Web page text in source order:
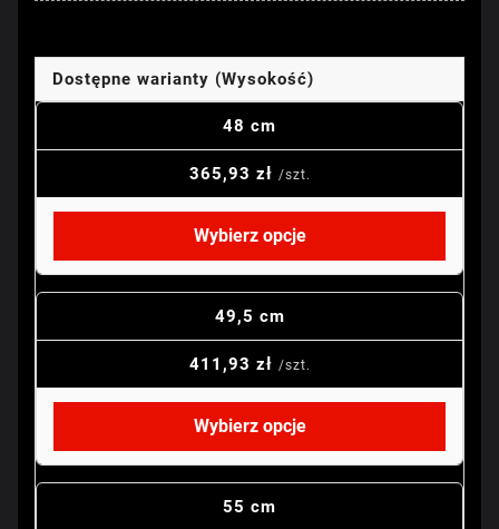
Dostępne warianty (Wysokość)
48 cm
365,93 zł /szt.
Wybierz opcje
49,5 cm
411,93 zł /szt.
Wybierz opcje
55 cm